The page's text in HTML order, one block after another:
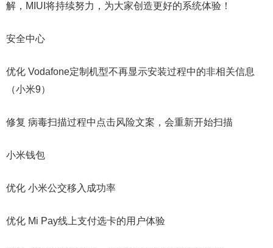
解，MIUI将持续努力，为大家创造更好的系统体验！
安全中心
优化 Vodafone定制机型不再显示安装过程中的非相关信息
（小米9）
修复 病毒扫描过程中点击风险文案，会重新开始扫描
小米钱包
优化 小米公交移入成功率
优化 Mi Pay线上支付选卡的用户体验